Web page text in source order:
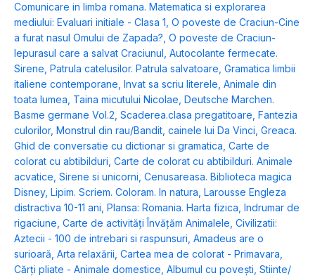
Comunicare in limba romana. Matematica si explorarea
mediului: Evaluari initiale - Clasa 1, O poveste de Craciun-Cine
a furat nasul Omului de Zapada?, O poveste de Craciun-
Iepurasul care a salvat Craciunul , Autocolante fermecate.
Sirene, Patrula catelusilor. Patrula salvatoare, Gramatica limbii
italiene contemporane, Invat sa scriu literele, Animale din
toata lumea, Taina micutului Nicolae, Deutsche Marchen.
Basme germane Vol.2, Scaderea.clasa pregatitoare, Fantezia
culorilor, Monstrul din rau/Bandit, cainele lui Da Vinci, Greaca.
Ghid de conversatie cu dictionar si gramatica, Carte de
colorat cu abtibilduri, Carte de colorat cu abtibilduri. Animale
acvatice, Sirene si unicorni, Cenusareasa. Biblioteca magica
Disney, Lipim. Scriem. Coloram. In natura, Larousse Engleza
distractiva 10-11 ani, Plansa: Romania. Harta fizica, Indrumar de
rigaciune, Carte de activități Învățăm Animalele, Civilizatii:
Aztecii - 100 de intrebari si raspunsuri, Amadeus are o
surioară, Arta relaxării, Cartea mea de colorat - Primavara,
Cărți pliate - Animale domestice, Albumul cu povești, Stiinte/